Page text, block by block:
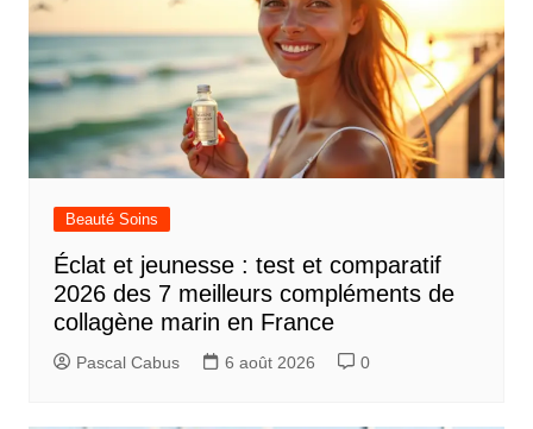
Beauté Soins
Éclat et jeunesse : test et comparatif
2026 des 7 meilleurs compléments de
collagène marin en France
Pascal Cabus 6 août 2026 0